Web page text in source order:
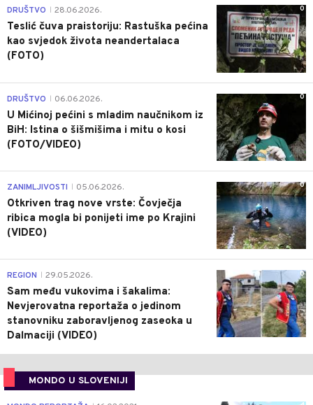
0
DRUŠTVO 28.06.2026.
Teslić čuva praistoriju: Rastuška pećina
kao svjedok života neandertalaca
(FOTO)
0
DRUŠTVO 06.06.2026.
U Mićinoj pećini s mladim naučnikom iz
BiH: Istina o šišmišima i mitu o kosi
(FOTO/VIDEO)
0
ZANIMLJIVOSTI 05.06.2026.
Otkriven trag nove vrste: Čovječja
ribica mogla bi ponijeti ime po Krajini
(VIDEO)
0
REGION 29.05.2026.
Sam među vukovima i šakalima:
Nevjerovatna reportaža o jedinom
stanovniku zaboravljenog zaseoka u
Dalmaciji (VIDEO)
MONDO U SLOVENIJI